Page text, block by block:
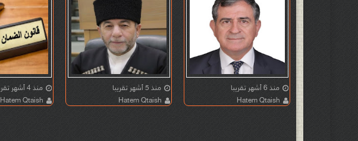
منذ 4 أشهر تقريبا
Hatem Qtaish
منذ 5 أشهر تقريبا
Hatem Qtaish
والعدالة الاجتماعية
منذ 6 أشهر تقريبا
Hatem Qtaish